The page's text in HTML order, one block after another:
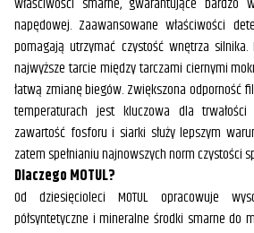
napędowej. Zaawansowane właściwości
pomagają utrzymać czystość wnętrza silnika.
najwyższe tarcie między tarczami ciernymi
łatwą zmianę biegów. Zwiększona odporność
temperaturach jest kluczowa dla trwałości
zawartość fosforu i siarki służy lepszym
zatem spełnianiu najnowszych norm czystości
Dlaczego MOTUL?
Od dziesięcioleci MOTUL opracowuje
półsyntetyczne i mineralne środki smarne do